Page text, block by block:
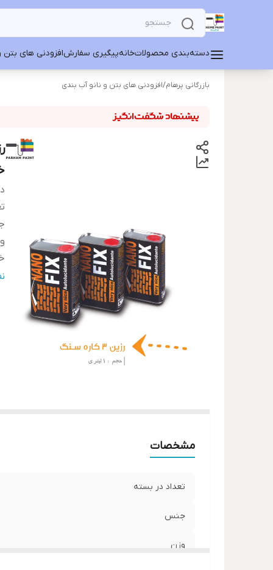
دسته‌بندی محصولاتخانهپیگیری سفارشافزودنی های بتن
بازرگانی پرهام/افزودنی های بتن و نانو آب بندی
مشخصات
تعداد در بسته
جنس
وزن